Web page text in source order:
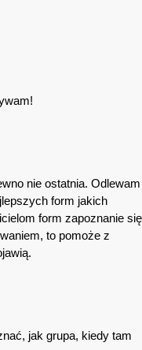
nie ostatnia. Odlewam
form jakich
form zapoznanie się
to pomoże z
jak grupa, kiedy tam